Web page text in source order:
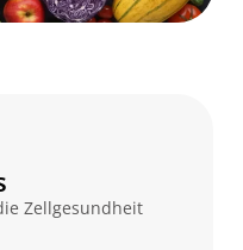
Zellgesundheit